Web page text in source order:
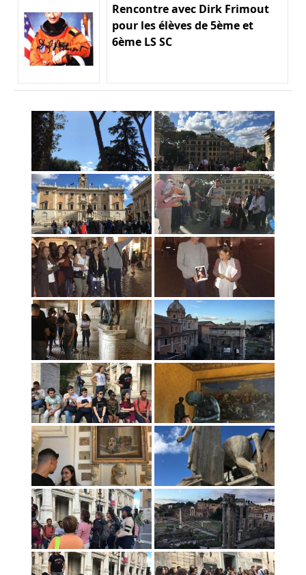
Rencontre avec Dirk Frimout
pour les élèves de 5ème et
6ème LS SC